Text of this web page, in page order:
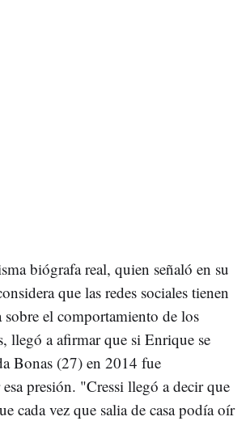
biógrafa real, quien señaló en su
que las redes sociales tienen
el comportamiento de los
llegó a afirmar que si Enrique se
Bonas (27) en 2014 fue
presión. "Cressi llegó a decir que
cada vez que salia de casa podía oír